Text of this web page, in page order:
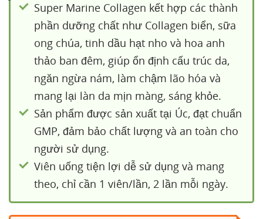
Super Marine Collagen kết hợp các thành
phần dưỡng chất như Collagen biển, sữa
ong chúa, tinh dầu hạt nho và hoa anh
thảo ban đêm, giúp ổn định cấu trúc da,
ngăn ngừa nám, làm chậm lão hóa và
mang lại làn da mịn màng, sáng khỏe.
Sản phẩm được sản xuất tại Úc, đạt chuẩn
GMP, đảm bảo chất lượng và an toàn cho
người sử dụng.
Viên uống tiện lợi dễ sử dụng và mang
theo, chỉ cần 1 viên/lần, 2 lần mỗi ngày.